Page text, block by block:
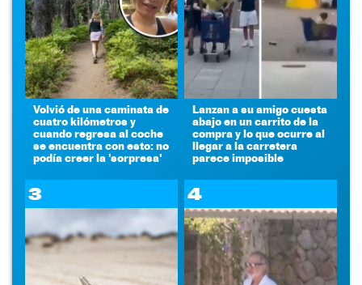
Volvió de una caminata de
cuatro kilómetros y
cuando regresa al coche
se encuentra con esto: no
podía creer la 'sorpresa'
Lanzan a su amigo cuesta
abajo en un carrito de la
compra y lo que ocurre al
llegar a la carretera
parece imposible
3 4